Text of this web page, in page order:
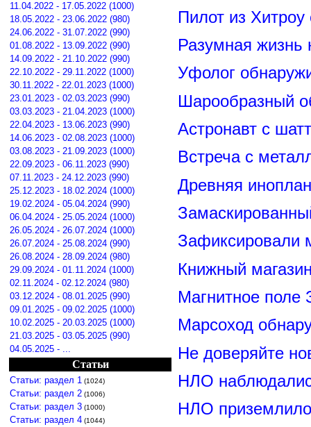
11.04.2022 - 17.05.2022 (1000)
18.05.2022 - 23.06.2022 (980)
24.06.2022 - 31.07.2022 (990)
01.08.2022 - 13.09.2022 (990)
14.09.2022 - 21.10.2022 (990)
22.10.2022 - 29.11.2022 (1000)
30.11.2022 - 22.01.2023 (1000)
23.01.2023 - 02.03.2023 (990)
03.03.2023 - 21.04.2023 (1000)
22.04.2023 - 13.06.2023 (990)
14.06.2023 - 02.08.2023 (1000)
03.08.2023 - 21.09.2023 (1000)
22.09.2023 - 06.11.2023 (990)
07.11.2023 - 24.12.2023 (990)
25.12.2023 - 18.02.2024 (1000)
19.02.2024 - 05.04.2024 (990)
06.04.2024 - 25.05.2024 (1000)
26.05.2024 - 26.07.2024 (1000)
26.07.2024 - 25.08.2024 (990)
26.08.2024 - 28.09.2024 (980)
29.09.2024 - 01.11.2024 (1000)
02.11.2024 - 02.12.2024 (980)
03.12.2024 - 08.01.2025 (990)
09.01.2025 - 09.02.2025 (1000)
10.02.2025 - 20.03.2025 (1000)
21.03.2025 - 03.05.2025 (990)
04.05.2025 - ...
Статьи
Статьи: раздел 1 (1024)
Статьи: раздел 2 (1006)
Статьи: раздел 3 (1000)
Статьи: раздел 4 (1044)
Пилот из
Разумная жизнь
Уфолог
Шарообразный
Астронавт с
Встреча с
Древняя
Зафиксировали
Книжный
Магнитное поле
Марсоход
Не доверяйте
НЛО
НЛО